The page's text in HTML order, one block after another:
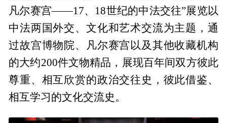
凡尔赛宫——17、18世纪的中法交往”展览以
中法两国外交、文化和艺术交流为主题，通
过故宫博物院、凡尔赛宫以及其他收藏机构
的大约200件文物精品，展现百年间双方彼此
尊重、相互欣赏的政治交往史，彼此借鉴、
相互学习的文化交流史。